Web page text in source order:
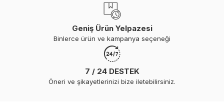
Geniş Ürün Yelpazesi
Binlerce ürün ve kampanya seçeneği
7 / 24 DESTEK
Öneri ve şikayetlerinizi bize iletebilirsiniz.